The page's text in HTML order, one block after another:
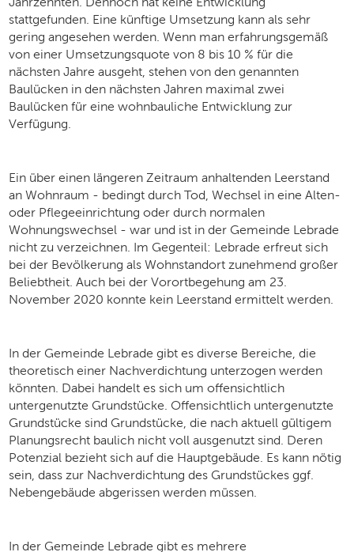
stattgefunden. Eine künftige Umsetzung kann als sehr
gering angesehen werden. Wenn man erfahrungsgemäß
von einer Umsetzungsquote von 8 bis 10 % für die
nächsten Jahre ausgeht, stehen von den genannten
Baulücken in den nächsten Jahren maximal zwei
Baulücken für eine wohnbauliche Entwicklung zur
Verfügung.
Ein über einen längeren Zeitraum anhaltenden Leerstand
an Wohnraum - bedingt durch Tod, Wechsel in eine Alten-
oder Pflegeeinrichtung oder durch normalen
Wohnungswechsel - war und ist in der Gemeinde Lebrade
nicht zu verzeichnen. Im Gegenteil: Lebrade erfreut sich
bei der Bevölkerung als Wohnstandort zunehmend großer
Beliebtheit. Auch bei der Vorortbegehung am 23.
November 2020 konnte kein Leerstand ermittelt werden.
In der Gemeinde Lebrade gibt es diverse Bereiche, die
theoretisch einer Nachverdichtung unterzogen werden
könnten. Dabei handelt es sich um offensichtlich
untergenutzte Grundstücke. Offensichtlich untergenutzte
Grundstücke sind Grundstücke, die nach aktuell gültigem
Planungsrecht baulich nicht voll ausgenutzt sind. Deren
Potenzial bezieht sich auf die Hauptgebäude. Es kann nötig
sein, dass zur Nachverdichtung des Grundstückes ggf.
Nebengebäude abgerissen werden müssen.
In der Gemeinde Lebrade gibt es mehrere